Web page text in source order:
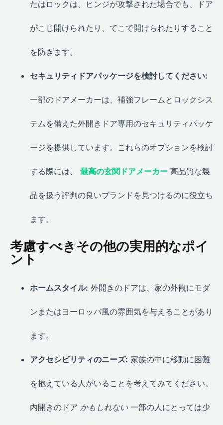
たはロックは、ヒンジが攻撃された場合でも、ドア
がこじ開けられたり、てこで開けられたりすること
を防ぎます。
セキュリティドアパッケージを検討してください:
一部のドアメーカーは、補強フレームとロックシス
テムを備えた外開きドア専用のセキュリティパッケ
ージを提供しています。これらのオプションを検討
する際には、 最高の玄関ドアメーカー 高品質な製
品を扱う評判の良いブランドを見つけるのに役立ち
ます。
考慮すべきその他の実用的なポイ
ント
ホームスタイル: 外開きのドアは、家の外観にモダ
ンまたはヨーロッパ風の雰囲気を与えることがあり
ます。
アクセシビリティのニーズ: 家族の中に移動に困難
を抱えている人がいることを考えてみてください。
内開きのドア かもしれない 一部の人にとっては少